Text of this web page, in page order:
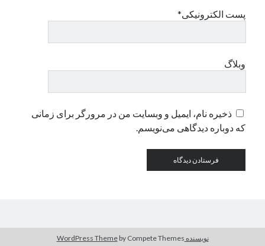
پست الکترونیکی*
وبلاگ
ذخیره نام، ایمیل و وبسایت من در مرورگر برای زمانی
که دوباره دیدگاهی می‌نویسم.
نویسنده WordPress Theme by Compete Themes